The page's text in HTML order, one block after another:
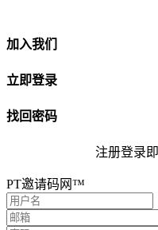
加入我们
立即登录
找回密码
注册登录
PT邀请码网™